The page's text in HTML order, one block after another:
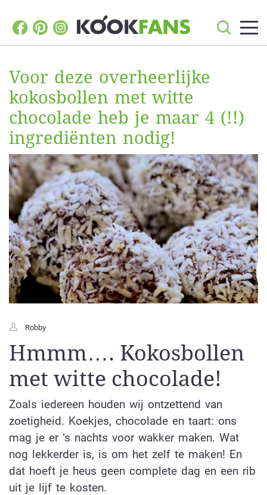
Voor deze overheerlijke
kokosbollen met witte
chocolade heb je maar 4 (!!)
ingrediënten nodig!
Robby
Hmmm…. Kokosbollen
met witte chocolade!
Zoals iedereen houden wij ontzettend van
zoetigheid. Koekjes, chocolade en taart: ons
mag je er ‘s nachts voor wakker maken. Wat
nog lekkerder is, is om het zelf te maken! En
dat hoeft je heus geen complete dag en een rib
uit je lijf te kosten.